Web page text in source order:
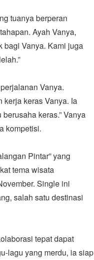
tuanya berperan
Ayah Vanya,
bagi Vanya. Kami juga
Vanya.
kerja keras Vanya. Ia
keras.” Vanya
kompetisi.
Pintar” yang
tema wisata
Single ini
salah satu destinasi
tepat dapat
lagu yang merdu, ia siap